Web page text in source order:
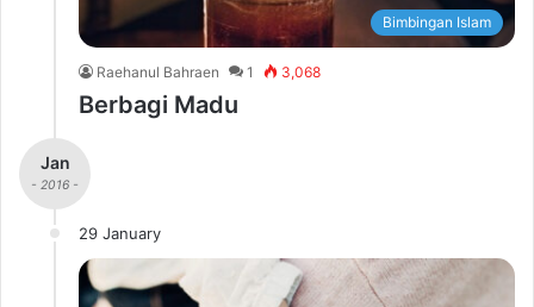
Bimbingan Islam
Raehanul Bahraen 1 3,068
Berbagi Madu
Jan
- 2016 -
29 January